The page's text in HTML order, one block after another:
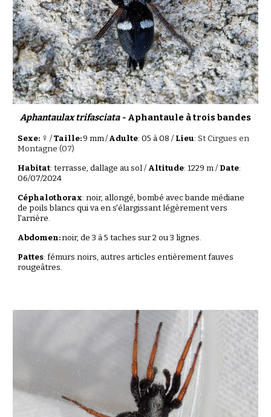
Aphantaulaxtrifasciata - Aphantaule à trois bandes
Sexe: ♀ /Taille:9 mm/Adulte: 05 à08 / Lieu:St Cirgues en
Montagne (07)
Habitat:terrasse, dallage au sol/ Altitude:1229m / Date:
06/07/2024
Céphalothorax: noir, allongé, bombé avec bande médiane
de poils blancs qui va en s'élargissant légèrement vers
l'arrière.
Abdomen:noir, de 3 à 5 taches sur 2 ou 3 lignes.
Pattes: fémurs noirs, autres articles entièrement fauves
rougeâtres.